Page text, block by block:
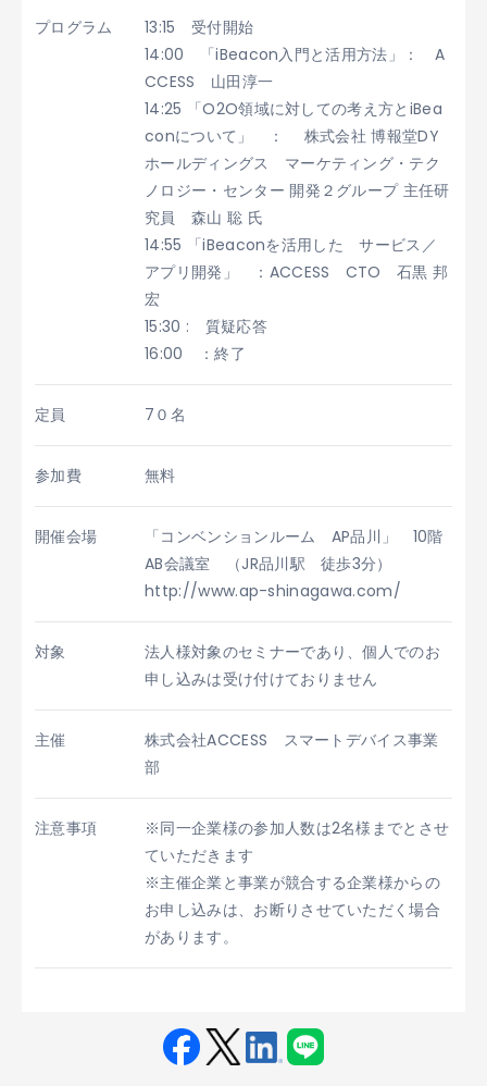
プログラム
13:15 受付開始
14:00 「iBeacon入門と活用方法」： A
CCESS 山田淳一
14:25 「O2O領域に対しての考え方とiBea
conについて」 ： 株式会社 博報堂DY
ホールディングス マーケティング・テク
ノロジー・センター 開発２グループ 主任研
究員 森山 聡 氏
14:55 「iBeaconを活用した サービス／
アプリ開発」 ：ACCESS CTO 石黒 邦
宏
15:30 : 質疑応答
16:00 ：終了
定員 7０名
参加費 無料
開催会場
「コンベンションルーム AP品川」 10階
AB会議室 （JR品川駅 徒歩3分）
http://www.ap-shinagawa.com/
対象
法人様対象のセミナーであり、個人でのお
申し込みは受け付けておりません
主催
株式会社ACCESS スマートデバイス事業
部
注意事項
※同一企業様の参加人数は2名様までとさせ
ていただきます
※主催企業と事業が競合する企業様からの
お申し込みは、お断りさせていただく場合
があります。